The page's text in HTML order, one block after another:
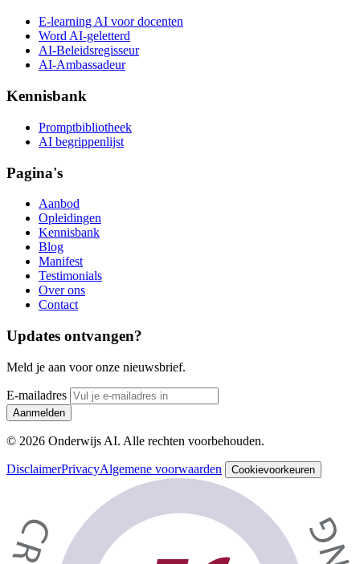
E-learning AI voor docenten
Word AI-geletterd
AI-Beleidsregisseur
AI-Ambassadeur
Kennisbank
Promptbibliotheek
AI begrippenlijst
Pagina's
Aanbod
Opleidingen
Kennisbank
Blog
Manifest
Testimonials
Over ons
Contact
Updates ontvangen?
Meld je aan voor onze nieuwsbrief.
E-mailadres
Aanmelden
© 2026 Onderwijs AI. Alle rechten voorbehouden.
DisclaimerPrivacyAlgemene voorwaarden Cookievoorkeuren